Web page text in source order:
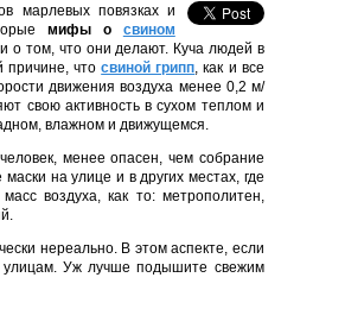
марлевых повязках и
мифы о свином
о том, что они делают. Куча людей в
причине, чтосвиной грипп , как и все
движения воздуха менее 0,2 м/
свою активность в сухом теплом и
влажном и движущемся.
менее опасен, чем собрание
на улице и в других местах, где
воздуха, как то: метрополитен,
нереально. В этом аспекте, если
улицам. Уж лучше подышите свежим